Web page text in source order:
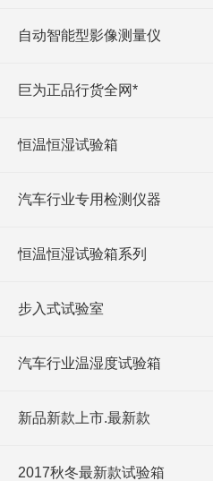
自动智能型影像测量仪
巨为正品行货全网*
恒温恒湿试验箱
汽车行业专用检测仪器
恒温恒湿试验箱系列
步入式试验室
汽车行业温湿度试验箱
新品新款上市.最新款
2017秋冬最新款试验箱